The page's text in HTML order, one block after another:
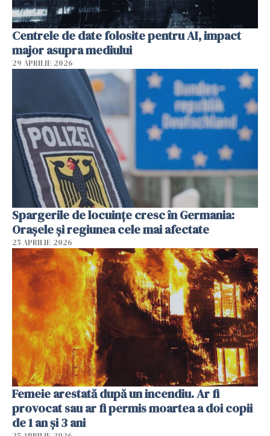
Centrele de date folosite pentru AI, impact
major asupra mediului
29 APRILIE 2026
Spargerile de locuințe cresc în Germania:
Orașele și regiunea cele mai afectate
25 APRILIE 2026
Femeie arestată după un incendiu. Ar fi
provocat sau ar fi permis moartea a doi copii
de 1 an și 3 ani